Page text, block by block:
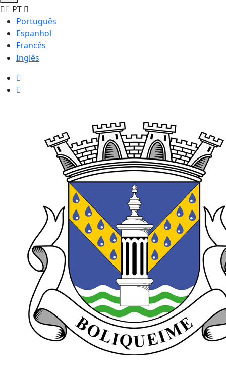
PT
Português
Espanhol
Francês
Inglês